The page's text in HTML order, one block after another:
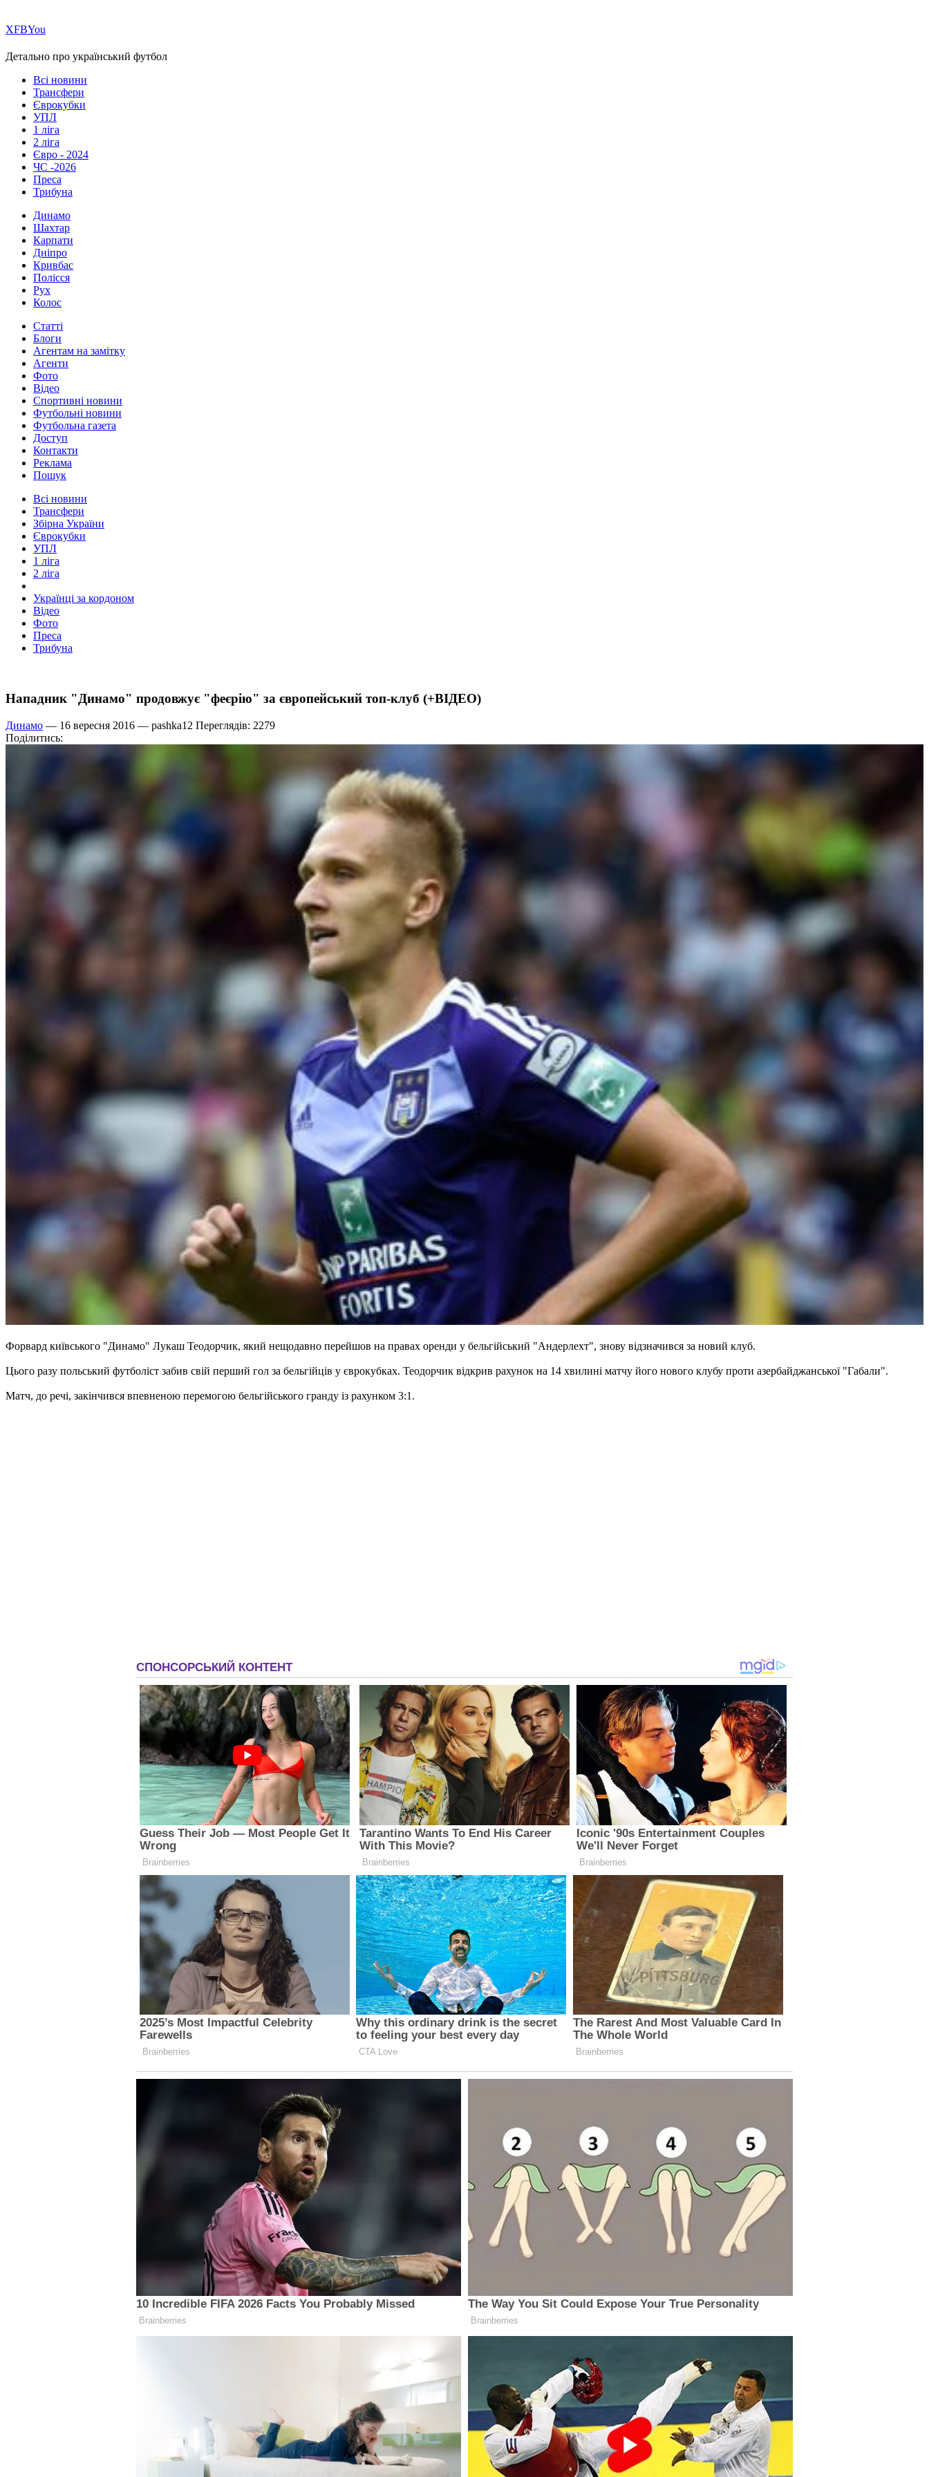
ХFBYou
Детально про український футбол
Всі новини
Трансфери
Єврокубки
УПЛ
1 ліга
2 ліга
Євро - 2024
ЧС -2026
Преса
Трибуна
Динамо
Шахтар
Карпати
Дніпро
Кривбас
Полісся
Рух
Колос
Статті
Блоги
Агентам на замітку
Агенти
Фото
Відео
Спортивні новини
Футбольні новини
Футбольна газета
Доступ
Контакти
Реклама
Пошук
Всі новини
Трансфери
Збірна України
Єврокубки
УПЛ
1 ліга
2 ліга
Українці за кордоном
Відео
Фото
Преса
Трибуна
Нападник "Динамо" продовжує "феєрію" за європейський топ-клуб (+ВІДЕО)
Динамо — 16 вересня 2016 — pashka12 Переглядів: 2279
Поділитись:
Форвард київського "Динамо" Лукаш Теодорчик, який нещодавно перейшов на правах оренди у бельгійський "Андерлехт", знову відзначився за новий клуб.
Цього разу польський футболіст забив свій перший гол за бельгійців у єврокубках. Теодорчик відкрив рахунок на 14 хвилині матчу його нового клубу проти азербайджанської "Габали".
Матч, до речі, закінчився впевненою перемогою бельгійського гранду із рахунком 3:1.